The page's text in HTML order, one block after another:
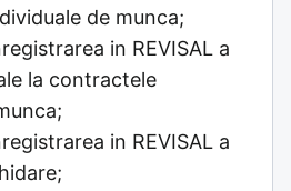
de munca;
in REVISAL a
la contractele
in REVISAL a